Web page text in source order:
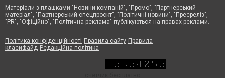
Матеріали з плашками "Новини компаній", "Промо", "Партнерський
матеріал", "Партнерський спецпроєкт", "Політичні новини", "Пресреліз",
"PR", "Офіційно", "Політична реклама" публікуються на правах реклами.
Політика конфіденційності Правила сайту Правила
класифайд Редакційна політика